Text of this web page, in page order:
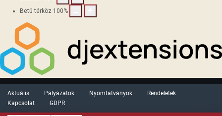
Betű térköz 100%
Aktuális Pályázatok Nyomtatványok
Rendeletek
Kapcsolat
GDPR